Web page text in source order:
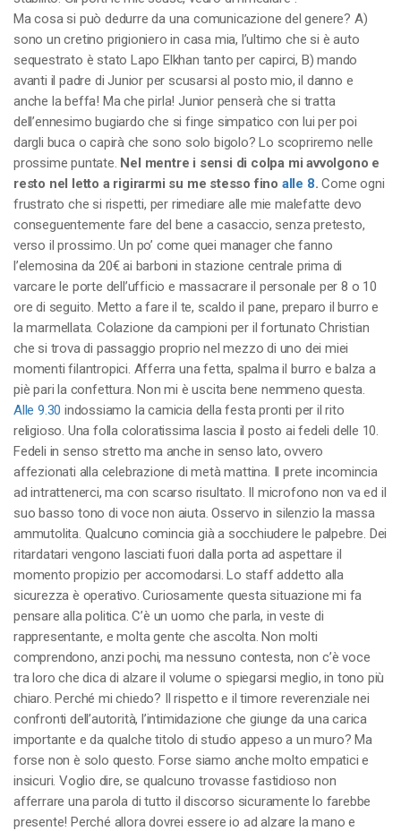
Ma cosa si può dedurre da una comunicazione del genere? A)
sono un cretino prigioniero in casa mia, l’ultimo che si è auto
sequestrato è stato Lapo Elkhan tanto per capirci, B) mando
avanti il padre di Junior per scusarsi al posto mio, il danno e
anche la beffa! Ma che pirla! Junior penserà che si tratta
dell’ennesimo bugiardo che si finge simpatico con lui per poi
dargli buca o capirà che sono solo bigolo? Lo scopriremo nelle
prossime puntate. Nel mentre i sensi di colpa mi avvolgono e
resto nel letto a rigirarmi su me stesso fino alle 8. Come ogni
frustrato che si rispetti, per rimediare alle mie malefatte devo
conseguentemente fare del bene a casaccio, senza pretesto,
verso il prossimo. Un po’ come quei manager che fanno
l’elemosina da 20€ ai barboni in stazione centrale prima di
varcare le porte dell’ufficio e massacrare il personale per 8 o 10
ore di seguito. Metto a fare il te, scaldo il pane, preparo il burro e
la marmellata. Colazione da campioni per il fortunato Christian
che si trova di passaggio proprio nel mezzo di uno dei miei
momenti filantropici. Afferra una fetta, spalma il burro e balza a
piè pari la confettura. Non mi è uscita bene nemmeno questa.
Alle 9.30 indossiamo la camicia della festa pronti per il rito
religioso. Una folla coloratissima lascia il posto ai fedeli delle 10.
Fedeli in senso stretto ma anche in senso lato, ovvero
affezionati alla celebrazione di metà mattina. Il prete incomincia
ad intrattenerci, ma con scarso risultato. Il microfono non va ed il
suo basso tono di voce non aiuta. Osservo in silenzio la massa
ammutolita. Qualcuno comincia già a socchiudere le palpebre. Dei
ritardatari vengono lasciati fuori dalla porta ad aspettare il
momento propizio per accomodarsi. Lo staff addetto alla
sicurezza è operativo. Curiosamente questa situazione mi fa
pensare alla politica. C’è un uomo che parla, in veste di
rappresentante, e molta gente che ascolta. Non molti
comprendono, anzi pochi, ma nessuno contesta, non c’è voce
tra loro che dica di alzare il volume o spiegarsi meglio, in tono più
chiaro. Perché mi chiedo? Il rispetto e il timore reverenziale nei
confronti dell’autorità, l’intimidazione che giunge da una carica
importante e da qualche titolo di studio appeso a un muro? Ma
forse non è solo questo. Forse siamo anche molto empatici e
insicuri. Voglio dire, se qualcuno trovasse fastidioso non
afferrare una parola di tutto il discorso sicuramente lo farebbe
presente! Perché allora dovrei essere io ad alzare la mano e